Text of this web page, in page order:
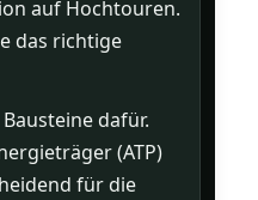
auf Hochtouren.
das richtige
dafür.
(ATP)
für die